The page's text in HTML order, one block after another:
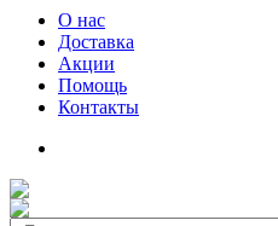
О нас
Доставка
Акции
Помощь
Контакты